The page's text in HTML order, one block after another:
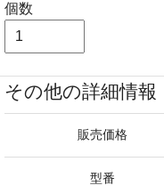
個数
その他の詳細情報
販売価格
型番